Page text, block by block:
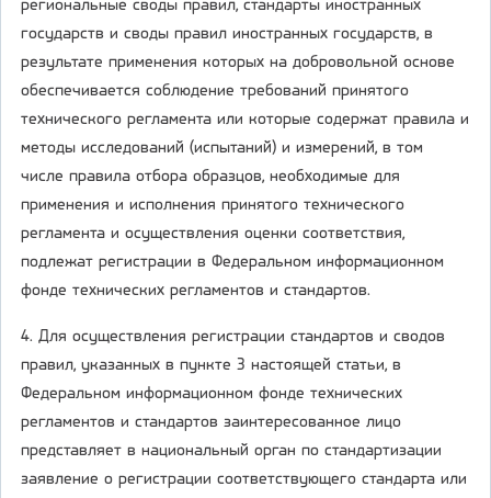
региональные своды правил, стандарты иностранных
государств и своды правил иностранных государств, в
результате применения которых на добровольной основе
обеспечивается соблюдение требований принятого
технического регламента или которые содержат правила и
методы исследований (испытаний) и измерений, в том
числе правила отбора образцов, необходимые для
применения и исполнения принятого технического
регламента и осуществления оценки соответствия,
подлежат регистрации в Федеральном информационном
фонде технических регламентов и стандартов.
4. Для осуществления регистрации стандартов и сводов
правил, указанных в пункте 3 настоящей статьи, в
Федеральном информационном фонде технических
регламентов и стандартов заинтересованное лицо
представляет в национальный орган по стандартизации
заявление о регистрации соответствующего стандарта или